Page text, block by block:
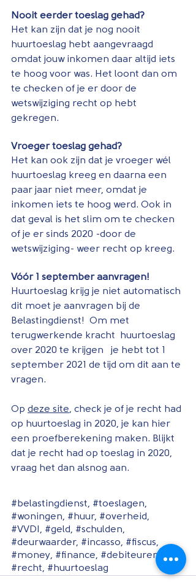
Nooit eerder toeslag gehad?
Het kan zijn dat je nog nooit
huurtoeslag hebt aangevraagd
omdat jouw inkomen daar altijd iets
te hoog voor was. Het loont dan om
te checken of je er door de
wetswijziging recht op hebt
gekregen.
Vroeger toeslag gehad?
Het kan ook zijn dat je vroeger wél
huurtoeslag kreeg en daarna een
paar jaar niet meer, omdat je
inkomen iets te hoog werd. Ook in
dat geval is het slim om te checken
of je er sinds 2020 -door de
wetswijziging- weer recht op kreeg.
Vóór 1 september aanvragen!
Huurtoeslag krijg je niet automatisch
dit moet je aanvragen bij de
Belastingdienst!  Om met
terugwerkende kracht  huurtoeslag
over 2020 te krijgen   je hebt tot 1
september 2021 de tijd om dit aan te
vragen.
Op deze site, check je of je recht had
op huurtoeslag in 2020, je kan hier
een proefberekening maken. Blijkt
dat je recht had op toeslag in 2020,
vraag het dan alsnog aan.
#belastingdienst, #toeslagen,
#woningen, #huur, #overheid,
#VVDI , #geld, #schulden,
#deurwaarder, #incasso, #fiscus,
#money, #finance, #debiteuren
#recht, #huurtoeslag